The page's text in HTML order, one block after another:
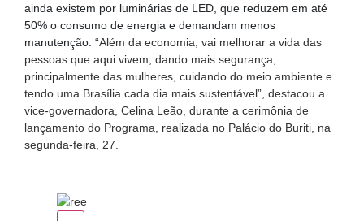
ainda existem por luminárias de LED, que reduzem em até
50% o consumo de energia e demandam menos
manutenção. “Além da economia, vai melhorar a vida das
pessoas que aqui vivem, dando mais segurança,
principalmente das mulheres, cuidando do meio ambiente e
tendo uma Brasília cada dia mais sustentável”, destacou a
vice-governadora, Celina Leão, durante a cerimônia de
lançamento do Programa, realizada no Palácio do Buriti, na
segunda-feira, 27.